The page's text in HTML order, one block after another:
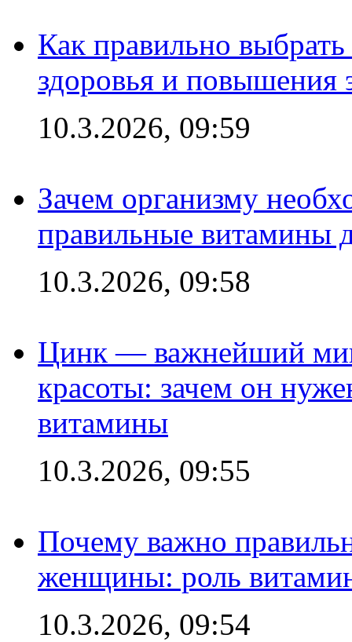
Как правильно
здоровья и повышения
10.3.2026, 09:59
Зачем организму
правильные витамины
10.3.2026, 09:58
Цинк — важнейший
красоты: зачем он
витамины
10.3.2026, 09:55
Почему важно
женщины: роль
10.3.2026, 09:54